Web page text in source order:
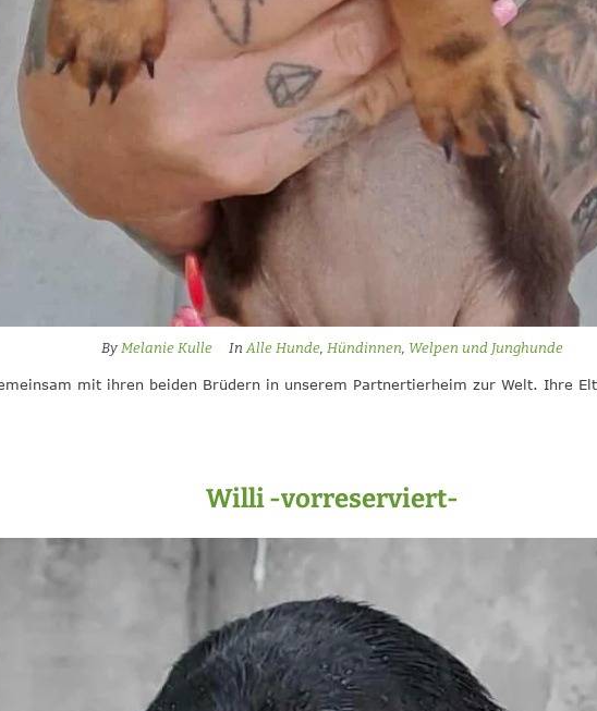
By Melanie Kulle InAlle Hunde, Hündinnen, Welpen und Junghunde
mit ihren beiden Brüdern in unserem Partnertierheim zur Welt. Ihre
Willi -vorreserviert-